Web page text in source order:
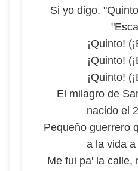
Si yo digo,
¡Quinto!
¡Quinto!
¡Quinto!
El milagro de
nacido el
Pequeño guerrero
a la vida
Me fui pa' la calle,